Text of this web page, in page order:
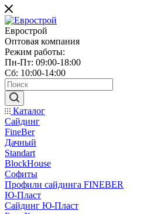
Еврострой
Оптовая компания
Режим работы:
Пн-Пт: 09:00-18:00
Сб: 10:00-14:00
Каталог
Сайдинг
FineBer
Дачный
Standart
BlockHouse
Софиты
Профили сайдинга FINEBER
Ю-Пласт
Сайдинг Ю-Пласт